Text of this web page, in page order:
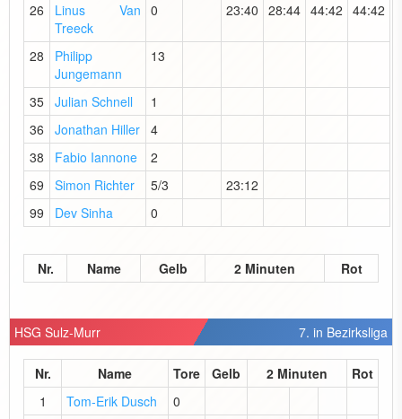
26
Linus Van
Treeck
0 23:40 28:44 44:42 44:42
28
Philipp
Jungemann
13
35 Julian Schnell
1
36
Jonathan Hiller 4
38
Fabio Iannone
2
69
Simon Richter 5/3
23:12
99
Dev Sinha 0
Nr. Name Gelb 2 Minuten Rot
HSG Sulz-Murr 7. in Bezirksliga
Nr. Name Tore Gelb 2 Minuten
Rot
1
Tom-Erik Dusch
0